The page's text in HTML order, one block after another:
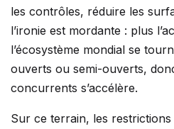
les contrôles, réduire les
l’ironie est mordante : plus
l’écosystème mondial se
ouverts ou semi-ouverts,
concurrents s’accélère.
Sur ce terrain, les